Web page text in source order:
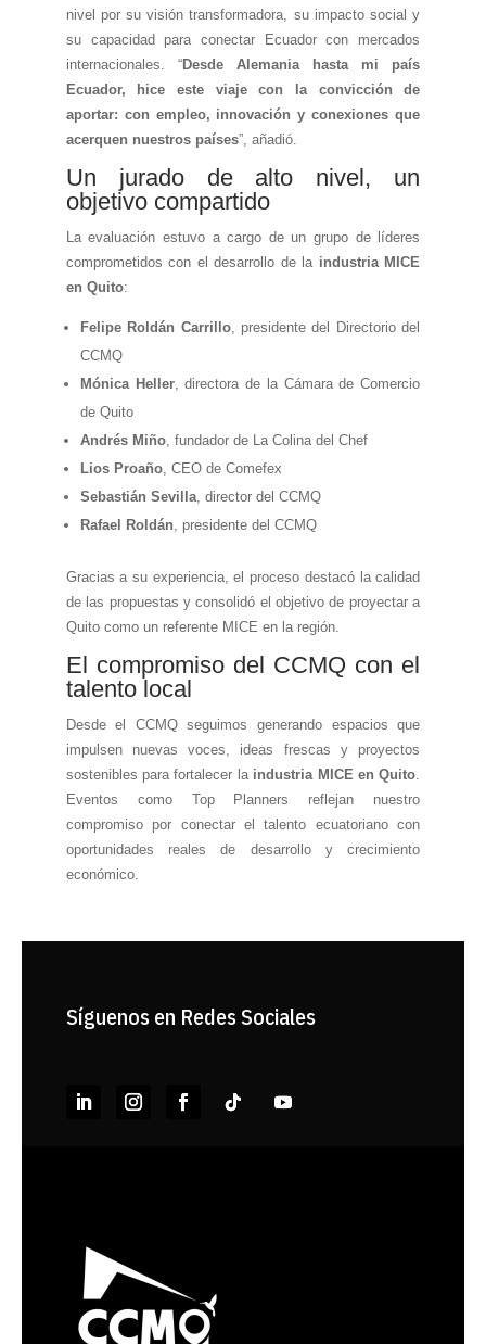
nivel por su visión transformadora, su impacto social y
su capacidad para conectar Ecuador con mercados
internacionales. “Desde Alemania hasta mi país
Ecuador, hice este viaje con la convicción de
aportar: con empleo, innovación y conexiones que
acerquen nuestros países”, añadió.
Un jurado de alto nivel, un
objetivo compartido
La evaluación estuvo a cargo de un grupo de líderes
comprometidos con el desarrollo de la industria MICE
en Quito:
Felipe Roldán Carrillo, presidente del Directorio del
CCMQ
Mónica Heller, directora de la Cámara de Comercio
de Quito
Andrés Miño, fundador de La Colina del Chef
Lios Proaño, CEO de Comefex
Sebastián Sevilla, director del CCMQ
Rafael Roldán, presidente del CCMQ
Gracias a su experiencia, el proceso destacó la calidad
de las propuestas y consolidó el objetivo de proyectar a
Quito como un referente MICE en la región.
El compromiso del CCMQ con el
talento local
Desde el CCMQ seguimos generando espacios que
impulsen nuevas voces, ideas frescas y proyectos
sostenibles para fortalecer la industria MICE en Quito.
Eventos como Top Planners reflejan nuestro
compromiso por conectar el talento ecuatoriano con
oportunidades reales de desarrollo y crecimiento
económico.
Síguenos en Redes Sociales